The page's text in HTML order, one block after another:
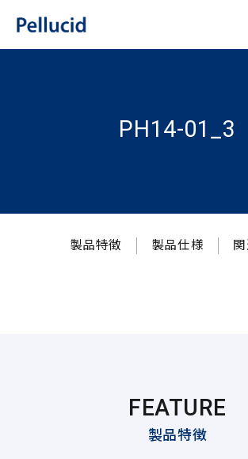
PH14-01_3
製品特徴 製品仕様
FEATURE
製品特徴